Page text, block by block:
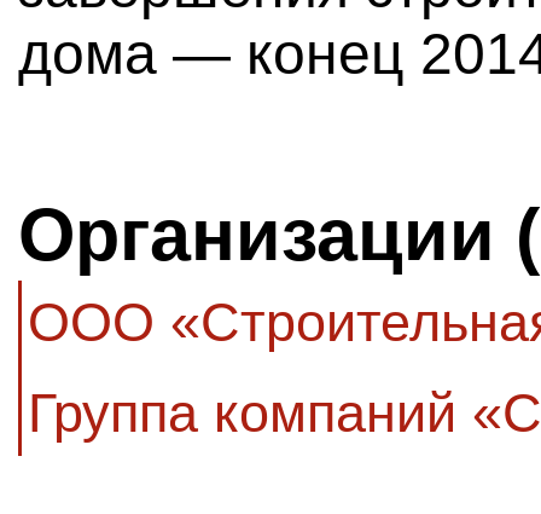
дома — конец
Организации
ООО
Группа компаний